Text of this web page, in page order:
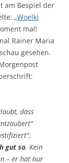
am Bespiel der
„Woelki
mal!
Rainer Maria
gesehen.
dass
gut so. Kein
– er hat nur